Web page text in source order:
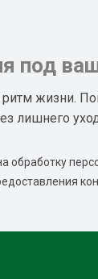
под
жизни.
лишнего
обработку